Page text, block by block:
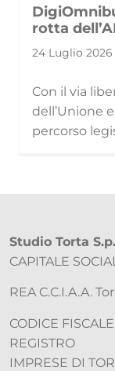
rotta
24 Luglio 2026
Con il via
dell’Unione
percorso
Studio Torta
CAPITALE
REA C.C.I.A.A.
CODICE
REGISTRO
IMPRESE DI